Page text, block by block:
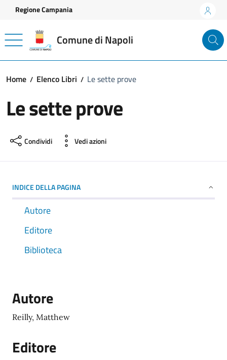
Vai ai contenuti
Vai al footer
Regione Campania
Comune di Napoli
Home Elenco Libri Le sette prove
Le sette prove
Condividi Vedi azioni
INDICE DELLA PAGINA
Autore
Editore
Biblioteca
Autore
Reilly, Matthew
Editore